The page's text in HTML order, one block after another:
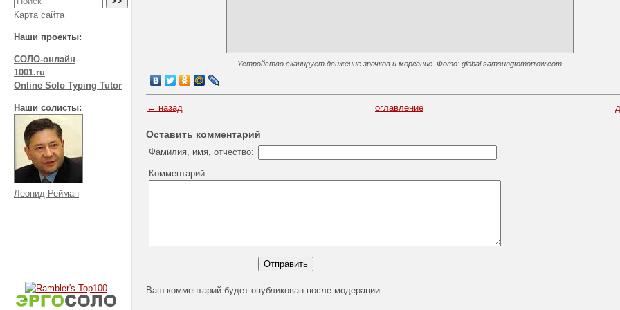
Карта сайта
Наши проекты:
СОЛО-онлайн
1001.ru
Online Solo Typing Tutor
Наши солисты:
Леонид Рейман
Устройство сканирует движение зрачков и моргание. Фото: global.samsungtomorrow.com
← назад оглавление
Оставить комментарий
Фамилия, имя, отчество:
Комментарий:
Ваш комментарий будет опубликован после модерации.